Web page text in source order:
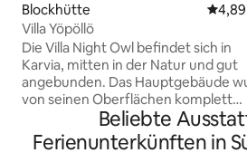
Blockhütte
4,89
Villa Yöpöllö
Die Villa Night Owl befindet sich in
Karvia, mitten in der Natur und gut
angebunden. Das Hauptgebäude
von seinen Oberflächen komplett
renoviert. Das Ferienhaus verfügt
ein separates Schlafzimmer, eine
ein Wohnzimmer und einen
Beliebte
Ferienunterkünften in